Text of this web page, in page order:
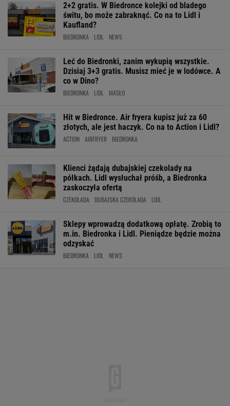
2+2 gratis. W Biedronce kolejki od bladego
świtu, bo może zabraknąć. Co na to Lidl i
Kaufland?
BIEDRONKA LIDL NEWS
Leć do Biedronki, zanim wykupią wszystkie.
Dzisiaj 3+3 gratis. Musisz mieć je w lodówce. A
co w Dino?
BIEDRONKA LIDL MASŁO
Hit w Biedronce. Air fryera kupisz już za 60
złotych, ale jest haczyk. Co na to Action i Lidl?
ACTION AIRFRYER BIEDRONKA
Klienci żądają dubajskiej czekolady na
półkach. Lidl wysłuchał próśb, a Biedronka
zaskoczyła ofertą
CZEKOLADA DUBAJSKA CZEKOLADA LIDL
Sklepy wprowadzą dodatkową opłatę. Zrobią to
m.in. Biedronka i Lidl. Pieniądze będzie można
odzyskać
BIEDRONKA LIDL NEWS